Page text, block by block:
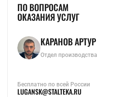
ПО ВОПРОСАМ
ОКАЗАНИЯ УСЛУГ
КАРАНОВ АРТУР
Отдел производства
Бесплатно по всей России
LUGANSK@STALTEKA.RU